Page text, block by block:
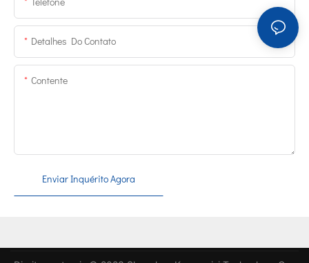
Detalhes Do Contato
Contente
Enviar Inquérito Agora